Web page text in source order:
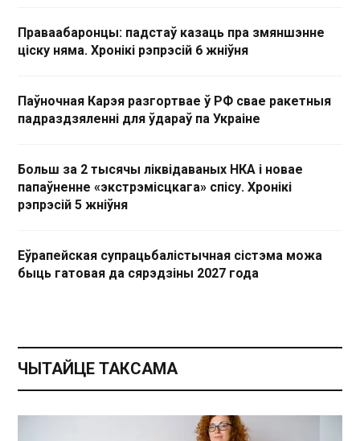
Праваабаронцы: падстаў казаць пра змяншэнне
ціску няма. Хронікі рэпрэсій 6 жніўня
Паўночная Карэя разгортвае ў РФ свае ракетныя
падраздзяленні для ўдараў па Украіне
Больш за 2 тысячы ліквідаваных НКА і новае
папаўненне «экстрэмісцкага» спісу. Хронікі
рэпрэсій 5 жніўня
Еўрапейская супрацьбалістычная сістэма можа
быць гатовая да сярэдзіны 2027 года
ЧЫТАЙЦЕ ТАКСАМА